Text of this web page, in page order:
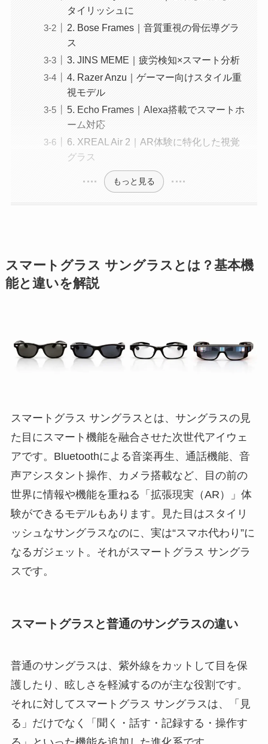
タイリッシュに
2. Bose Frames｜音質重視の骨伝導グラ
ス
3. JINS MEME｜疲労検知×スマート分析
4. Razer Anzu｜ゲーマー向けスタイル重
視モデル
5. Echo Frames｜Alexa搭載でスマートホ
ーム対応
6. XREAL Air 2｜AR体験に特化した視覚
グラス
もっと見る
スマートグラス サングラスとは？基本機
能と違いを解説
スマートグラス サングラスとは、サングラスの見
た目にスマート機能を融合させた次世代アイウェ
アです。Bluetoothによる音楽再生、通話機能、音
声アシスタント操作、カメラ搭載など、目の前の
世界に情報や機能を重ねる「拡張現実（AR）」体
験ができるモデルもあります。見た目はスタイリ
ッシュなサングラスなのに、実は“スマホ代わり”に
なるガジェット。それがスマートグラス サングラ
スです。
スマートグラスと普通のサングラスの違い
普通のサングラスは、紫外線をカットして目を保
護したり、眩しさを軽減するのが主な役割です。
それに対してスマートグラス サングラスは、「見
る」だけでなく「聞く・話す・記録する・操作す